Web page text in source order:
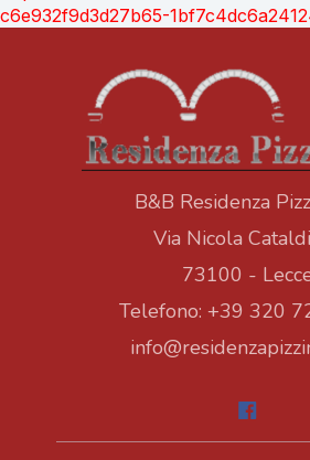
c6e932f9d3d27b65-
B&B Residenza
Via Nicola
73100 -
Telefono: +39 320